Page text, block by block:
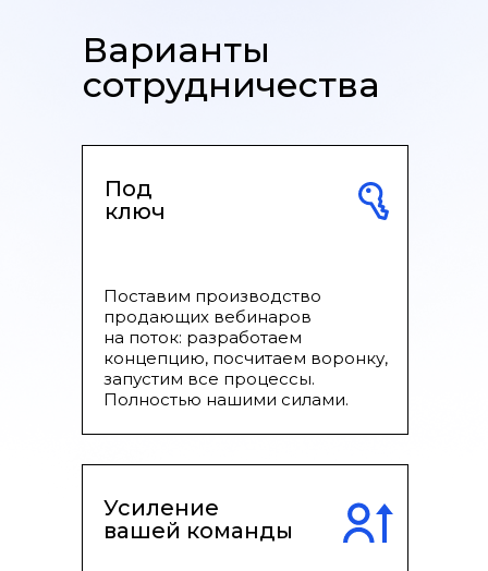
Варианты
сотрудничества
Поставим производство
продающих вебинаров
на поток: разработаем
концепцию, посчитаем воронку,
запустим все процессы.
Полностью нашими силами.
Под
ключ
Усиление
вашей команды